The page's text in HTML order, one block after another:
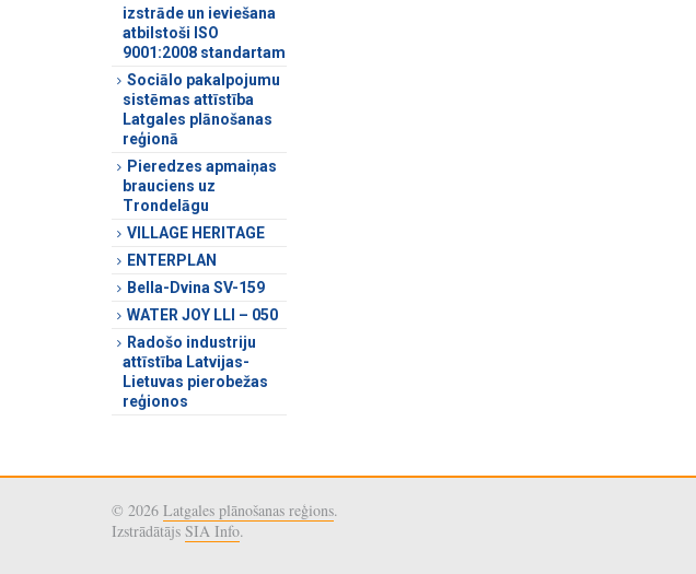
izstrāde un ieviešana
atbilstoši ISO
9001:2008 standartam
Sociālo pakalpojumu
sistēmas attīstība
Latgales plānošanas
reģionā
Pieredzes apmaiņas
brauciens uz
Trondelāgu
VILLAGE HERITAGE
ENTERPLAN
Bella-Dvina SV-159
WATER JOY LLI – 050
Radošo industriju
attīstība Latvijas-
Lietuvas pierobežas
reģionos
© 2026 Latgales plānošanas reģions.
Izstrādātājs SIA Info.